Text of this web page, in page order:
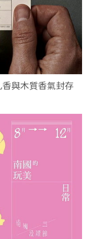
與木質香氣封存